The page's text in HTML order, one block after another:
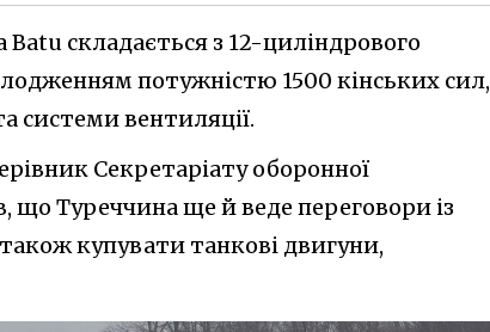
складається з 12-циліндрового
потужністю 1500 кінських сил,
системи вентиляції.
Секретаріату оборонної
що Туреччина ще й веде переговори із
купувати танкові двигуни,